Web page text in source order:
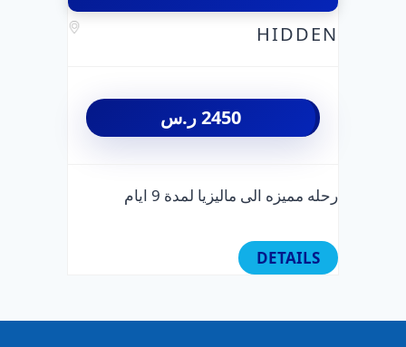
HIDDEN
2450ر.س
رحله مميزه الى ماليزيا لمدة 9 ايام
DETAILS